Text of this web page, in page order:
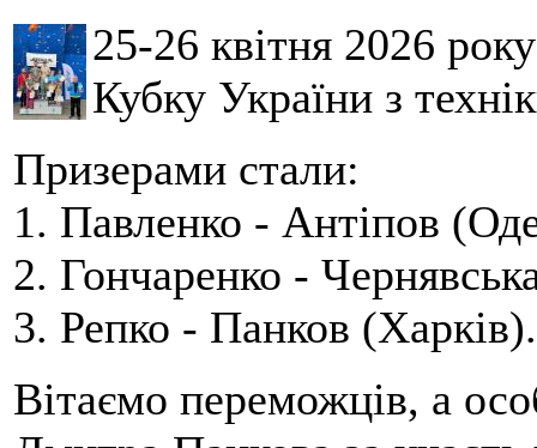
25-26 квітня 2026
Кубку України з
Призерами стали:
1. Павленко - Антіпов
2. Гончаренко -
3. Репко - Панков (Харків).
Вітаємо переможців, а